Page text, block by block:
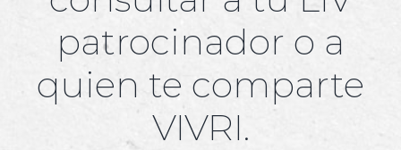
patrocinador o a
quien te comparte
VIVRI.